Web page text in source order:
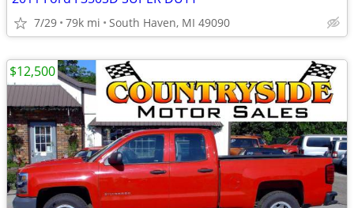
7/29 79k mi South Haven, MI 49090
$12,500